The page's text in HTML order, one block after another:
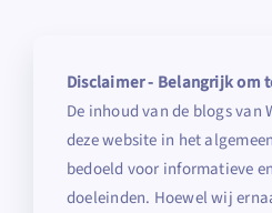
Disclaimer - Belangrijk om
De inhoud van de blogs van
deze website in het
bedoeld voor informatieve
doeleinden. Hoewel wij